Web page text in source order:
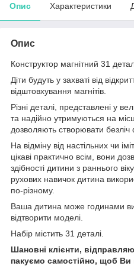
Опис Характеристики
Опис
Конструктор магнітний 31
Діти будуть у захваті від
відштовхування магнітів.
Різні деталі, представлені у
та надійно утримуються на
дозволяють створювати безліч
На відміну від настільних чи
цікаві практично всім, вони
здібності дитини з раннього
рухових навичок дитина
по-різному.
Ваша дитина може годинами
відтворити моделі.
Набір містить 31 деталі.
Шановні клієнти,
пакуємо самостійно, щоб Ви